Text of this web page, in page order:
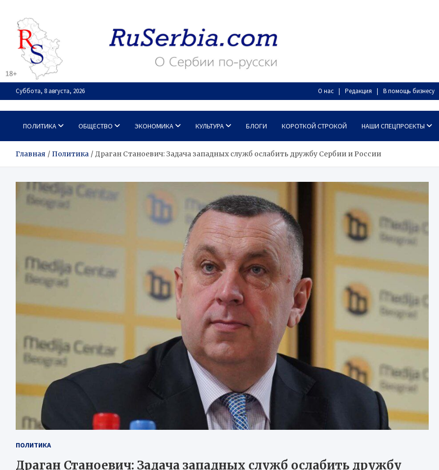
содержимому
Суббота, 8 августа, 2026 О нас Редакция В помощь бизнесу
RuSerbia.com
О Сербии – по-русски
ПОЛИТИКА
ОБЩЕСТВО ЭКОНОМИКА КУЛЬТУРА БЛОГИ КОРОТКОЙ СТРОКОЙ НАШИ СПЕЦПРОЕКТЫ
Главная Политика Драган Станоевич: Задача западных служб ослабить дружбу Сербии и России
ПОЛИТИКА
Драган Станоевич: Задача западных служб ослабить дружбу